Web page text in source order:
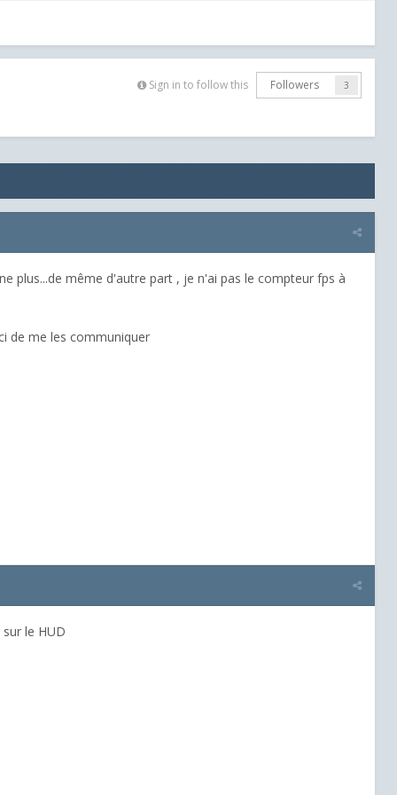
Sign in to follow this Followers 3
plus...de même d'autre part , je n'ai pas le compteur fps à
de me les communiquer
le HUD